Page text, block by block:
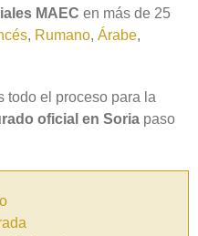
MAEC en más de 25
, Rumano, Árabe,
todo el proceso para la
oficial en Soria‎ paso